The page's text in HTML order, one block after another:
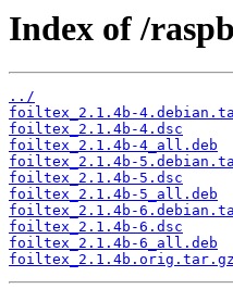
Index of /
../
foiltex_2.1.4b-
foiltex_2.1.4b-4.dsc
foiltex_2.1.4b-4_all.deb
foiltex_2.1.4b-
foiltex_2.1.4b-5.dsc
foiltex_2.1.4b-5_all.deb
foiltex_2.1.4b-
foiltex_2.1.4b-6.dsc
foiltex_2.1.4b-6_all.deb
foiltex_2.1.4b.orig.tar.gz